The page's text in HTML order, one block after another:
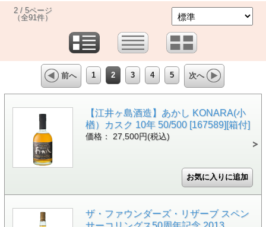
2 / 5ページ
（全91件）
前へ 1 2 3 4 5 次へ
【江井ヶ島酒造】あかし KONARA(小
楢）カスク 10年 50/500 [167589][箱付]
価格： 27,500円(税込)
ザ・ファウンダーズ・リザーブ スペン